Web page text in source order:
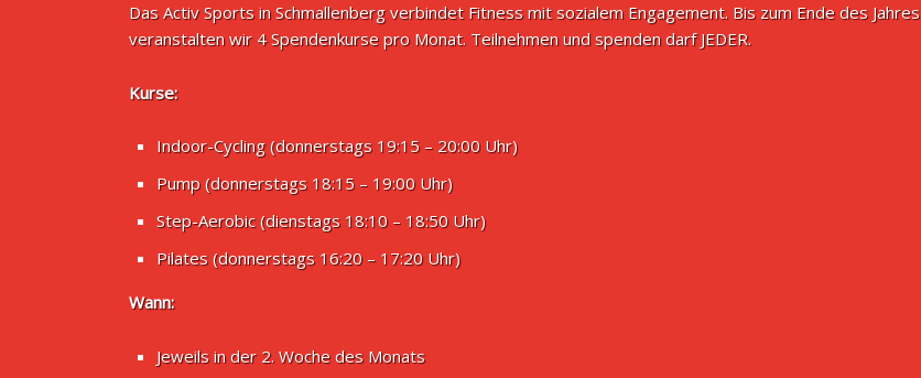
Das Activ Sports in Schmallenberg verbindet Fitness mit sozialem Engagement. Bis zum Ende des Jahres
veranstalten wir 4 Spendenkurse pro Monat. Teilnehmen und spenden darf JEDER.
Kurse:
Indoor-Cycling (donnerstags 19:15 – 20:00 Uhr)
Pump (donnerstags 18:15 – 19:00 Uhr)
Step-Aerobic (dienstags 18:10 – 18:50 Uhr)
Pilates (donnerstags 16:20 – 17:20 Uhr)
Wann:
Jeweils in der 2. Woche des Monats